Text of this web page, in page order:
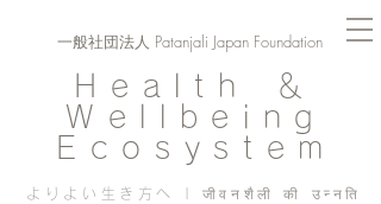
Health ＆
Wellbeing
Ecosystem
よりよい生き方へ | जीवनशैली की उन्नति
一般社団法人 Patanjali Japan Foundation